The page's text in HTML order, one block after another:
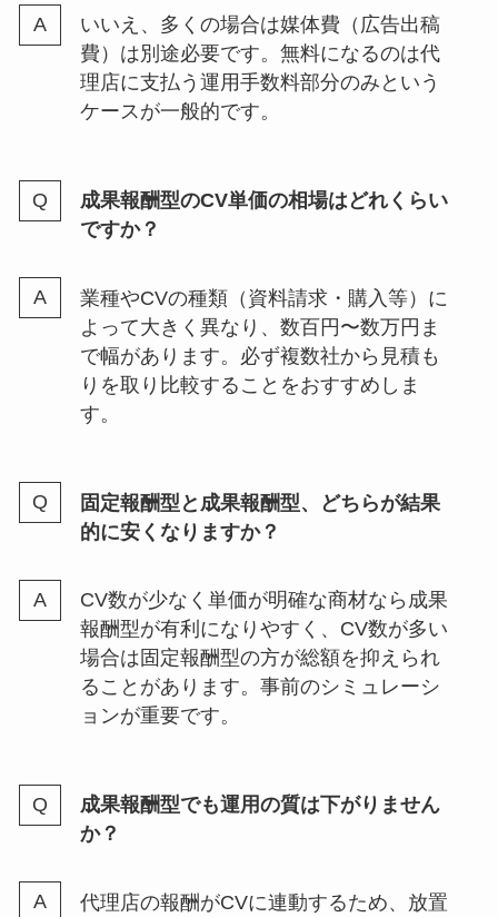
いいえ、多くの場合は媒体費（広告出稿
費）は別途必要です。無料になるのは代
理店に支払う運用手数料部分のみという
ケースが一般的です。
成果報酬型のCV単価の相場はどれくらい
ですか？
業種やCVの種類（資料請求・購入等）に
よって大きく異なり、数百円〜数万円ま
で幅があります。必ず複数社から見積も
りを取り比較することをおすすめしま
す。
固定報酬型と成果報酬型、どちらが結果
的に安くなりますか？
CV数が少なく単価が明確な商材なら成果
報酬型が有利になりやすく、CV数が多い
場合は固定報酬型の方が総額を抑えられ
ることがあります。事前のシミュレーシ
ョンが重要です。
成果報酬型でも運用の質は下がりません
か？
代理店の報酬がCVに連動するため、放置